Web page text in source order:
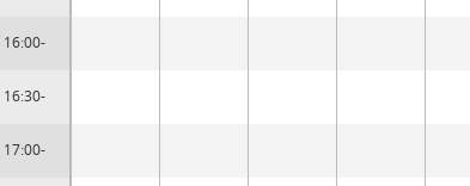
16:00-
16:30-
17:00-